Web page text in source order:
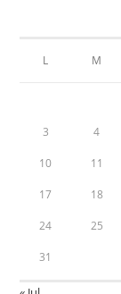
L M
3 4
10 11
17 18
24 25
31